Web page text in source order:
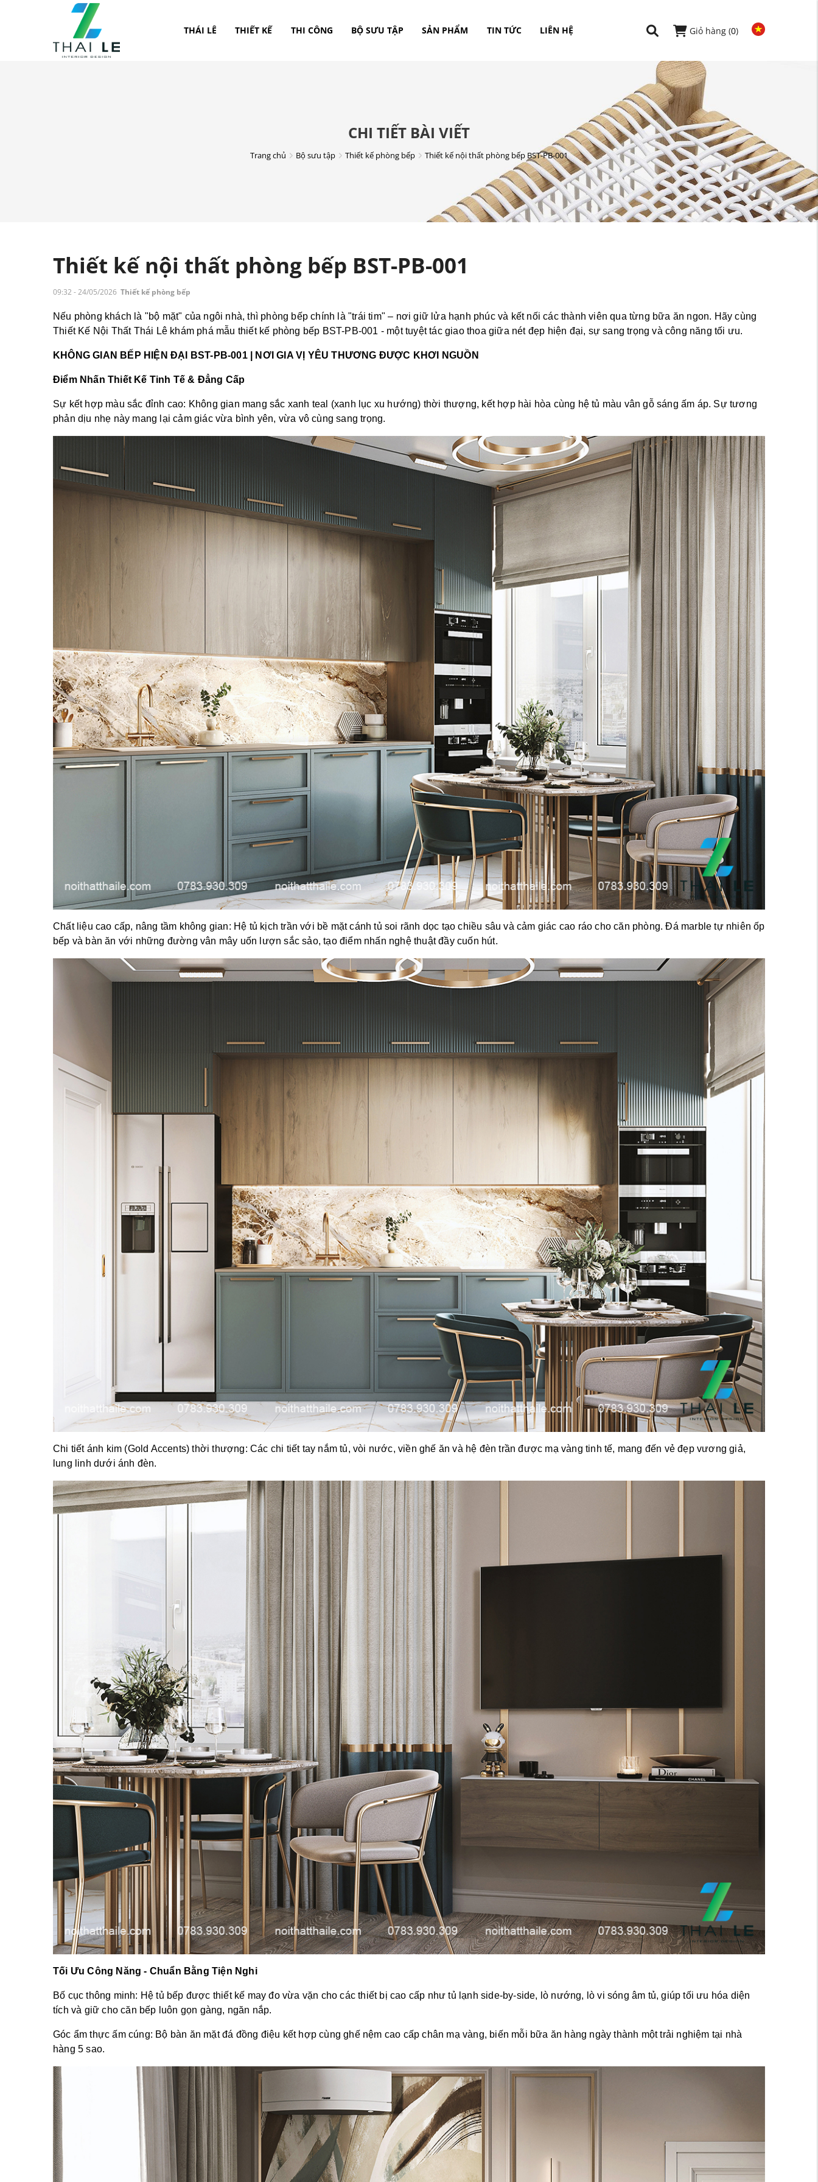
THÁI LÊ THIẾT KẾ THI CÔNG BỘ SƯU TẬP SẢN PHẨM TIN TỨC LIÊN HỆ Giỏ hàng (0)
CHI TIẾT BÀI VIẾT
Trang chủ Bộ sưu tập Thiết kế phòng bếp Thiết kế nội thất phòng bếp BST-PB-001
Thiết kế nội thất phòng bếp BST-PB-001
09:32 - 24/05/2026 Thiết kế phòng bếp
Nếu phòng khách là "bộ mặt" của ngôi nhà, thì phòng bếp chính là "trái tim" – nơi giữ lửa hạnh phúc và kết nối các thành viên qua từng bữa ăn ngon. Hãy cùng
Thiết Kế Nội Thất Thái Lê khám phá mẫu thiết kế phòng bếp BST-PB-001 - một tuyệt tác giao thoa giữa nét đẹp hiện đại, sự sang trọng và công năng tối ưu.
KHÔNG GIAN BẾP HIỆN ĐẠI BST-PB-001 | NƠI GIA VỊ YÊU THƯƠNG ĐƯỢC KHƠI NGUỒN
Điểm Nhấn Thiết Kế Tinh Tế & Đẳng Cấp
Sự kết hợp màu sắc đỉnh cao: Không gian mang sắc xanh teal (xanh lục xu hướng) thời thượng, kết hợp hài hòa cùng hệ tủ màu vân gỗ sáng ấm áp. Sự tương
phản dịu nhẹ này mang lại cảm giác vừa bình yên, vừa vô cùng sang trọng.
Chất liệu cao cấp, nâng tầm không gian: Hệ tủ kịch trần với bề mặt cánh tủ soi rãnh dọc tạo chiều sâu và cảm giác cao ráo cho căn phòng. Đá marble tự nhiên ốp
bếp và bàn ăn với những đường vân mây uốn lượn sắc sảo, tạo điểm nhấn nghệ thuật đầy cuốn hút.
Chi tiết ánh kim (Gold Accents) thời thượng: Các chi tiết tay nắm tủ, vòi nước, viền ghế ăn và hệ đèn trần được mạ vàng tinh tế, mang đến vẻ đẹp vương giả,
lung linh dưới ánh đèn.
Tối Ưu Công Năng - Chuẩn Bằng Tiện Nghi
Bố cục thông minh: Hệ tủ bếp được thiết kế may đo vừa vặn cho các thiết bị cao cấp như tủ lạnh side-by-side, lò nướng, lò vi sóng âm tủ, giúp tối ưu hóa diện
tích và giữ cho căn bếp luôn gọn gàng, ngăn nắp.
Góc ẩm thực ấm cúng: Bộ bàn ăn mặt đá đồng điệu kết hợp cùng ghế nệm cao cấp chân mạ vàng, biến mỗi bữa ăn hàng ngày thành một trải nghiệm tại nhà
hàng 5 sao.